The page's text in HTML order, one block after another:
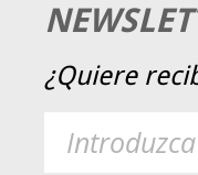
¿Quiere